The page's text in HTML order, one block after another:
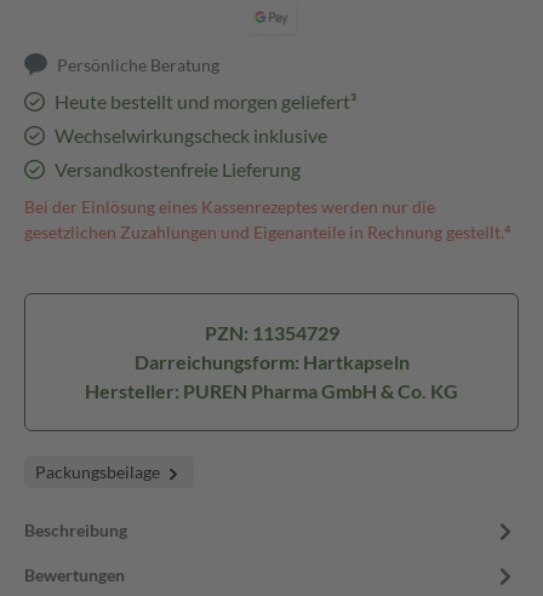
Persönliche Beratung
Heute bestellt und morgen geliefert³
Wechselwirkungscheck inklusive
Versandkostenfreie Lieferung
Bei der Einlösung eines Kassenrezeptes werden nur die
gesetzlichen Zuzahlungen und Eigenanteile in Rechnung gestellt.⁴
PZN: 11354729
Darreichungsform: Hartkapseln
Hersteller: PUREN Pharma GmbH & Co. KG
Packungsbeilage
Beschreibung
Bewertungen